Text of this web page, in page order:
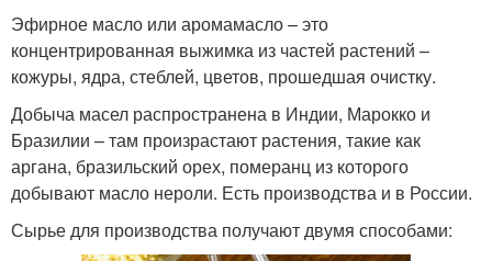
Эфирное масло или аромамасло – это
концентрированная выжимка из частей растений –
кожуры, ядра, стеблей, цветов, прошедшая очистку.
Добыча масел распространена в Индии, Марокко и
Бразилии – там произрастают растения, такие как
аргана, бразильский орех, померанц из которого
добывают масло нероли. Есть производства и в России.
Сырье для производства получают двумя способами: